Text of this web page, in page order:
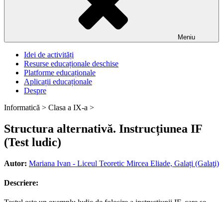
Meniu
Idei de activități
Resurse educaționale deschise
Platforme educaționale
Aplicații educaționale
Despre
Informatică > Clasa a IX-a >
Structura alternativă. Instrucțiunea IF
(Test ludic)
Autor: Mariana Ivan - Liceul Teoretic Mircea Eliade, Galați (Galaţi)
Descriere: